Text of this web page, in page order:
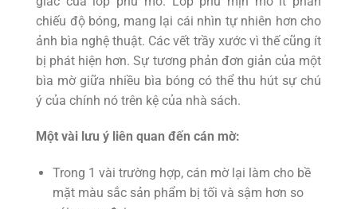
chiếu độ bóng, mang lại cái nhìn tự nhiên hơn cho
ảnh bìa nghệ thuật. Các vết trầy xước vì thế cũng ít
bị phát hiện hơn. Sự tương phản đơn giản của một
bìa mờ giữa nhiều bìa bóng có thể thu hút sự chú
ý của chính nó trên kệ của nhà sách.
Một vài lưu ý liên quan đến cán mờ:
Trong 1 vài trường hợp, cán mờ lại làm cho bề
mặt màu sắc sản phẩm bị tối và sậm hơn so